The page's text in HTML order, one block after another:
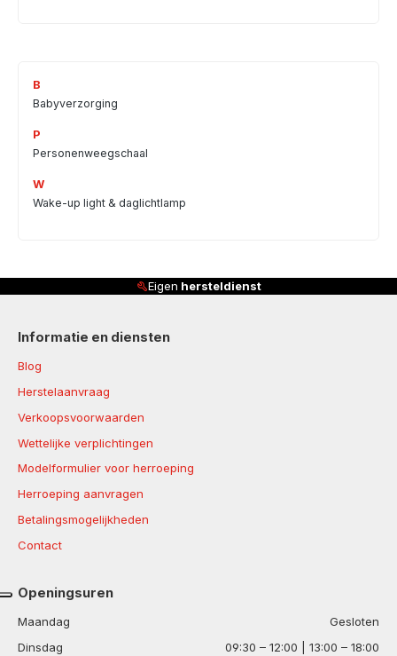
B
Babyverzorging
P
Personenweegschaal
W
Wake-up light & daglichtlamp
Eigen hersteldienst
Informatie en diensten
Blog
Herstelaanvraag
Verkoopsvoorwaarden
Wettelijke verplichtingen
Modelformulier voor herroeping
Herroeping aanvragen
Betalingsmogelijkheden
Contact
Openingsuren
Maandag
Gesloten
Dinsdag
09:30 – 12:00 | 13:00 – 18:00